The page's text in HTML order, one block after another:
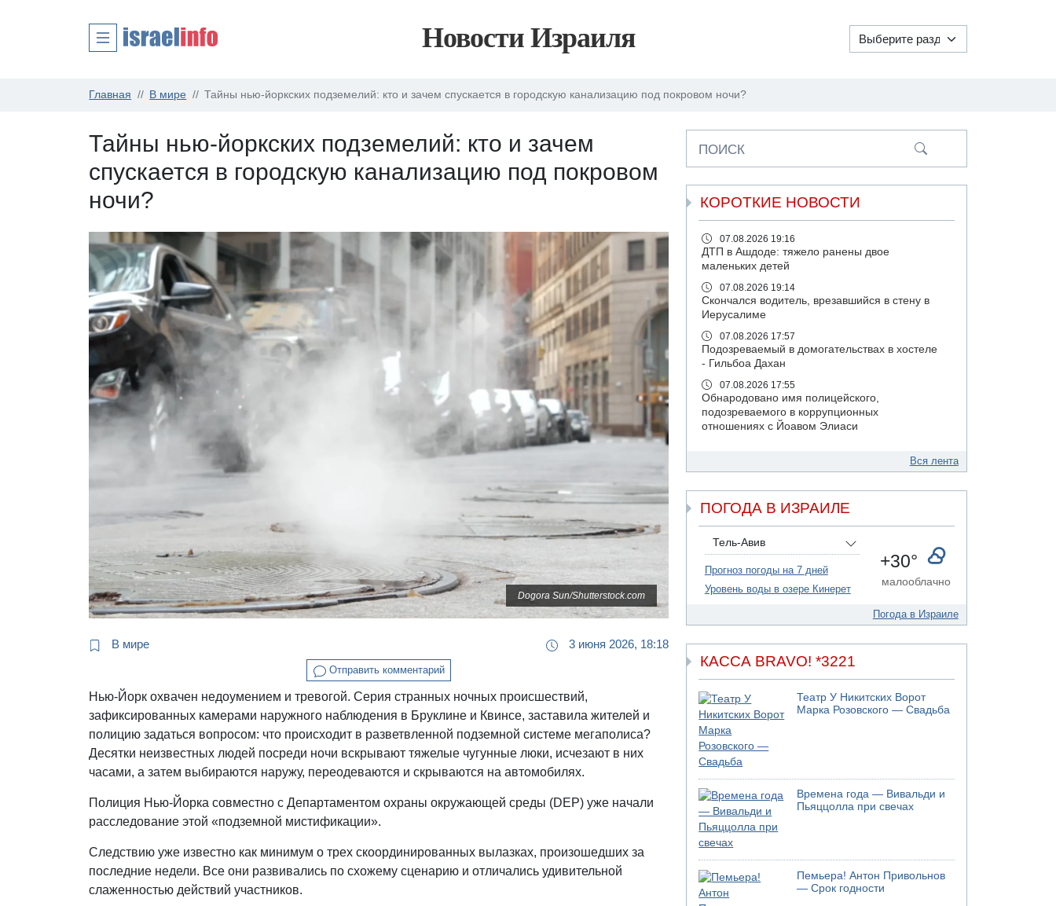
Новости Израиля
Главная В мире Тайны нью-йоркских подземелий: кто и зачем спускается в городскую канализацию под покровом ночи?
Тайны нью-йоркских подземелий: кто и зачем
спускается в городскую канализацию под покровом
ночи?
Dogora Sun/Shutterstock.com
В мире 3 июня 2026, 18:18
Отправить комментарий
Нью-Йорк охвачен недоумением и тревогой. Серия странных ночных происшествий,
зафиксированных камерами наружного наблюдения в Бруклине и Квинсе, заставила жителей и
полицию задаться вопросом: что происходит в разветвленной подземной системе мегаполиса?
Десятки неизвестных людей посреди ночи вскрывают тяжелые чугунные люки, исчезают в них
часами, а затем выбираются наружу, переодеваются и скрываются на автомобилях.
Полиция Нью-Йорка совместно с Департаментом охраны окружающей среды (DEP) уже начали
расследование этой «подземной мистификации».
Следствию уже известно как минимум о трех скоординированных вылазках, произошедших за
последние недели. Все они развивались по схожему сценарию и отличались удивительной
слаженностью действий участников.
ПОИСК
КОРОТКИЕ НОВОСТИ
07.08.2026 19:16
ДТП в Ашдоде: тяжело ранены двое
маленьких детей
07.08.2026 19:14
Скончался водитель, врезавшийся в стену в
Иерусалиме
07.08.2026 17:57
Подозреваемый в домогательствах в хостеле
- Гильбоа Дахан
07.08.2026 17:55
Обнародовано имя полицейского,
подозреваемого в коррупционных
отношениях с Йоавом Элиаси
налоговых льгот для уклонистов-харедим
В Иерусалиме водитель врезался в забор и
серьезно пострадал
Вся лента
ПОГОДА В ИЗРАИЛЕ
Тель-Авив
Прогноз погоды на 7 дней
Уровень воды в озере Кинерет
+30°
малооблачно
Погода в Израиле
КАССА BRAVO! *3221
Театр У Никитских Ворот
Марка Розовского — Свадьба
Времена года — Вивальди и
Пьяццолла при свечах
Пемьера! Антон Привольнов
— Срок годности